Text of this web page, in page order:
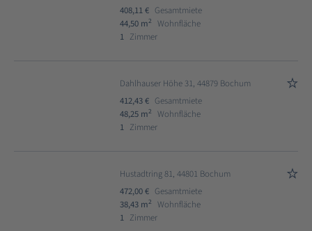
408,11 € Gesamtmiete
44,50 m2
Wohnfläche
1 Zimmer
Dahlhauser Höhe 31, 44879 Bochum
412,43 € Gesamtmiete
48,25 m2
Wohnfläche
1 Zimmer
Hustadtring 81, 44801 Bochum
472,00 € Gesamtmiete
38,43 m2
Wohnfläche
1 Zimmer